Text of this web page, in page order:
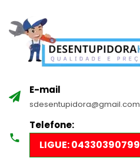
E-mail
sdesentupidora@gmail.com
Telefone:
LIGUE: 04330390799